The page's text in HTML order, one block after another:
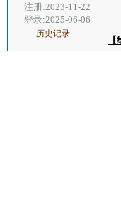
注册:2023-11-22
登录:2025-06-06
历史记录